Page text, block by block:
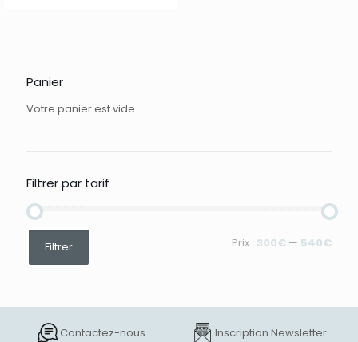
Panier
Votre panier est vide.
Filtrer par tarif
Prix
min
Prix
maxFiltrer Prix : 300€ — 540€
Contactez-nous
Inscription Newsletter